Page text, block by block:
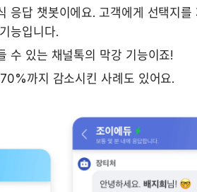
응답 챗봇이에요. 고객에게 선택지를
능입니다.
수 있는 채널톡의 막강 기능이죠!
까지 감소시킨 사례도 있어요.